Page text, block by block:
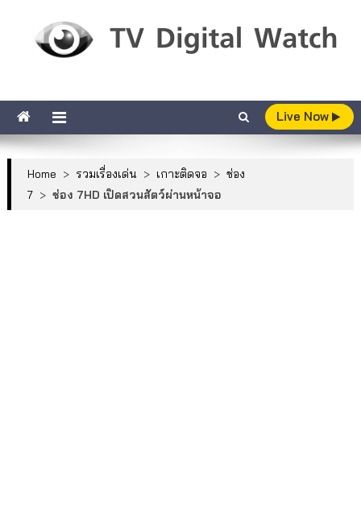
Live Now
Home > รวมเรื่องเด่น > เกาะติดจอ > ช่อง
7 > ช่อง 7HD เปิดสวนสัตว์ผ่านหน้าจอ